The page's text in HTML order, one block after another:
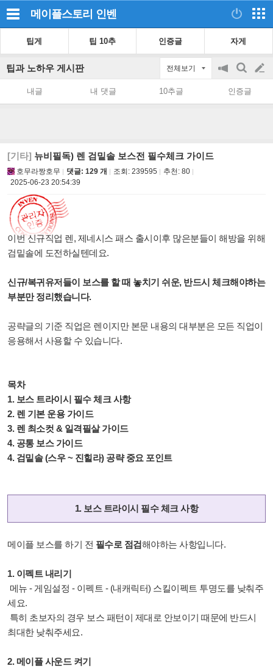
메이플스토리 인벤
팁게 팁 10추 인증글 자게
팁과 노하우 게시판 전체보기
공
on/off
검
색
글
쓰
내글 내 댓글 10추글 인증글
[기타] 뉴비필독) 렌 검밑솔 보스전 필수체크 가이드
호무라짱호무 댓글: 129 개 조회: 239595 추천: 80
2025-06-23 20:54:39
이번 신규직업 렌, 제네시스 패스 출시이후 많은분들이 해방을 위해
검밑솔에 도전하실텐데요.
신규/복귀유저들이 보스를 할 때 놓치기 쉬운, 반드시 체크해야하는
부분만 정리했습니다.
공략글의 기준 직업은 렌이지만본문 내용의 대부분은 모든 직업이
응용해서 사용할 수 있습니다.
목차
1. 보스 트라이시 필수 체크 사항
2. 렌 기본 운용 가이드
3. 렌 최소컷 & 일격필살 가이드
4. 공통 보스 가이드
4. 검밑솔 (스우 ~ 진힐라) 공략 중요 포인트
1. 보스 트라이시 필수 체크 사항
메이플 보스를 하기 전 필수로 점검해야하는 사항입니다.
1. 이펙트 내리기
메뉴 - 게임설정 - 이펙트 - (내캐릭터) 스킬이펙트 투명도를 낮춰주
세요.
특히 초보자의 경우 보스 패턴이 제대로 안보이기 때문에 반드시
최대한 낮춰주세요.
2. 메이플 사운드 켜기